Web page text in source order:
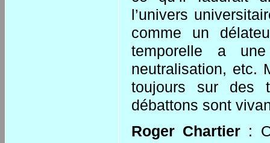
l’univers
comme un
temporelle a
neutralisation, etc.
toujours sur des
débattons sont
Roger Chartier :